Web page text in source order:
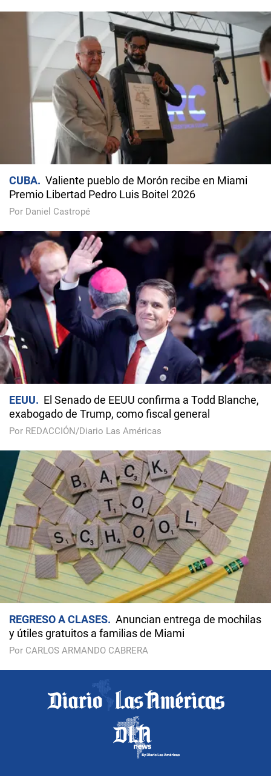
CUBA
Valiente pueblo de Morón recibe en Miami
Premio Libertad Pedro Luis Boitel 2026
Por Daniel Castropé
EEUU
El Senado de EEUU confirma a Todd Blanche,
exabogado de Trump, como fiscal general
Por REDACCIÓN/Diario Las Américas
REGRESO A CLASES
Anuncian entrega de mochilas
y útiles gratuitos a familias de Miami
Por CARLOS ARMANDO CABRERA